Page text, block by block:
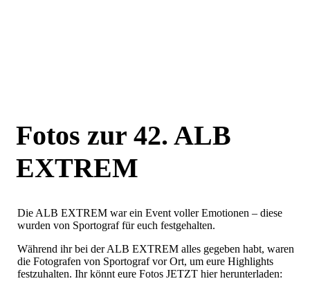
Fotos zur 42. ALB
EXTREM
Die ALB EXTREM war ein Event voller Emotionen – diese
wurden von Sportograf für euch festgehalten.
Während ihr bei der ALB EXTREM alles gegeben habt, waren
die Fotografen von Sportograf vor Ort, um eure Highlights
festzuhalten. Ihr könnt eure Fotos JETZT hier herunterladen: